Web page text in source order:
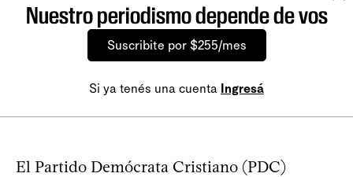
Nuestro periodismo depende de vos
Suscribite por $255/mes
Si ya tenés una cuenta Ingresá
El Partido Demócrata Cristiano (PDC)